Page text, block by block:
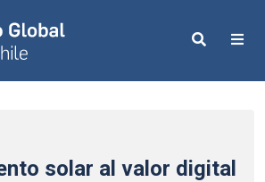
Search
solar al valor digital